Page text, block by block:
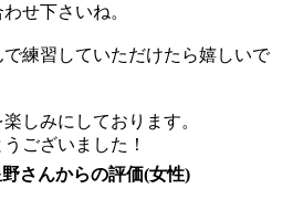
せ下さいね。
練習していただけたら嬉しいで
しみにしております。
ございました！
野さんからの評価(女性)